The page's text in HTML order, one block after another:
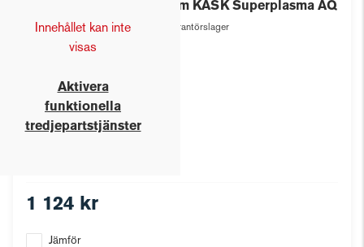
Innehållet kan inte
visas
Aktivera
funktionella
tredjepartstjänster
Hjälm KASK Superplasma AQ
Leverantörslager
1 124 kr
Jämför